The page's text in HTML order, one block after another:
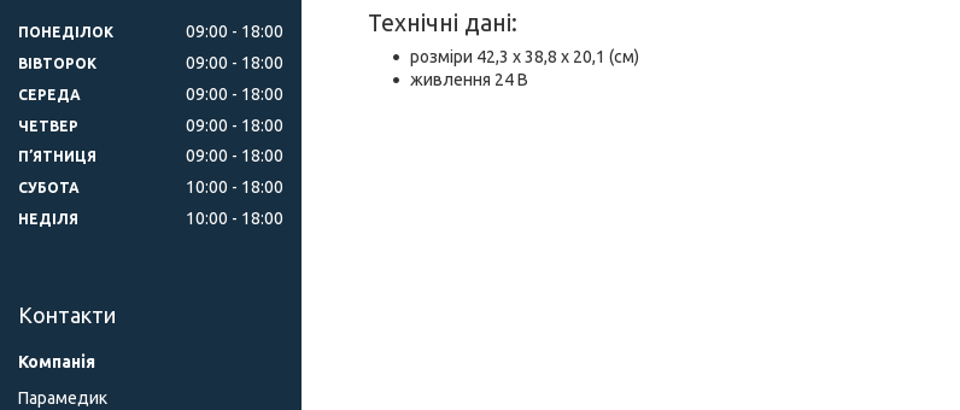
Технічні дані:
розміри 42,3 x 38,8 x 20,1 (см)
живлення 24 В
ПОНЕДІЛОК 09:00 18:00
ВІВТОРОК 09:00 18:00
СЕРЕДА 09:00 18:00
ЧЕТВЕР 09:00 18:00
ПʼЯТНИЦЯ 09:00 18:00
СУБОТА 10:00 18:00
НЕДІЛЯ 10:00 18:00
Контакти
Парамедик